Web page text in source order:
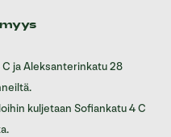
ja Aleksanterinkatu 28
kuljetaan Sofiankatu 4 C